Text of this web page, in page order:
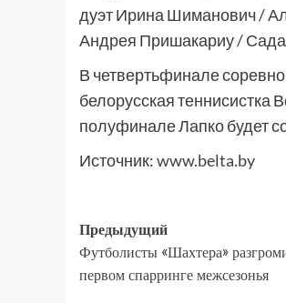
дуэт Ирина Шиманович /
Андрея Пришакариу /
В четвертьфинале
белорусская теннисистка
полуфинале Лапко будет
Источник:www.belta.by
Предыдущий
Футболисты «Шахтера»
первом спарринге межсезонья